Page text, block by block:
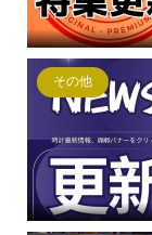
その他